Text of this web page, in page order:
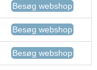
Besøg webshop
Besøg webshop
Besøg webshop